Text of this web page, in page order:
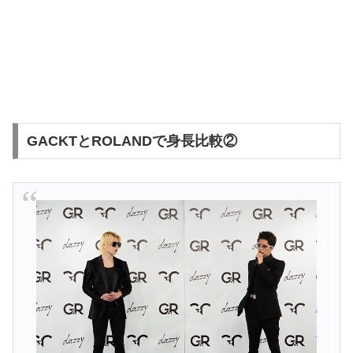
GACKTとROLANDで身長比較②